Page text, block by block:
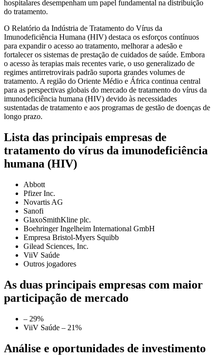
hospitalares desempenham um papel fundamental na distribuição
do tratamento.
O Relatório da Indústria de Tratamento do Vírus da
Imunodeficiência Humana (HIV) destaca os esforços contínuos
para expandir o acesso ao tratamento, melhorar a adesão e
fortalecer os sistemas de prestação de cuidados de saúde. Embora
o acesso às terapias mais recentes varie, o uso generalizado de
regimes antirretrovirais padrão suporta grandes volumes de
tratamento. A região do Oriente Médio e África continua central
para as perspectivas globais do mercado de tratamento do vírus da
imunodeficiência humana (HIV) devido às necessidades
sustentadas de tratamento e aos programas de gestão de doenças de
longo prazo.
Lista das principais empresas de
tratamento do vírus da imunodeficiência
humana (HIV)
Abbott
Pfizer Inc.
Novartis AG
Sanofi
GlaxoSmithKline plc.
Boehringer Ingelheim International GmbH
Empresa Bristol-Myers Squibb
Gilead Sciences, Inc.
ViiV Saúde
Outros jogadores
As duas principais empresas com maior
participação de mercado
– 29%
ViiV Saúde – 21%
Análise e oportunidades de investimento